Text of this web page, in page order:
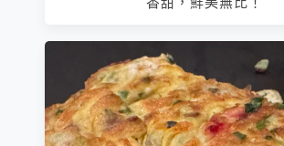
香甜，鮮美無比！